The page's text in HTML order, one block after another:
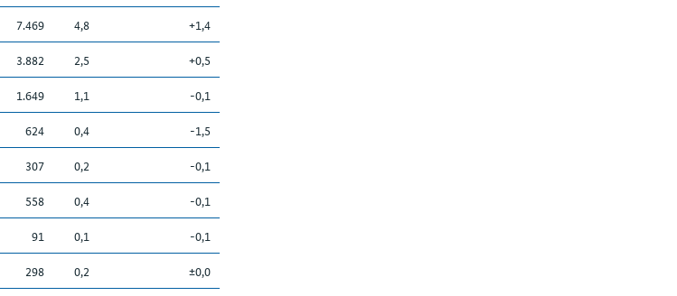
7.469 4,8
+1,4
3.882 2,5
+0,5
1.649 1,1
-0,1
624 0,4
-1,5
307 0,2
-0,1
558 0,4
-0,1
91 0,1
-0,1
298 0,2
±0,0